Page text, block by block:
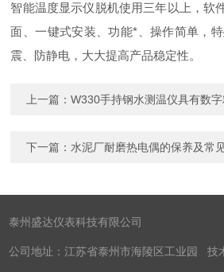
智能温度显示仪脱机使用三年以上，软
面、一键式安装、功能*、操作简单，
震、防静电，大大提高产品稳定性。
上一篇：W330手持钢水测温仪具有数
下一篇： 水泥厂耐磨热电偶的保养及常
泰州盛达仪表科技有限公司
公司地址：江苏省泰州市海陵区工业园 技